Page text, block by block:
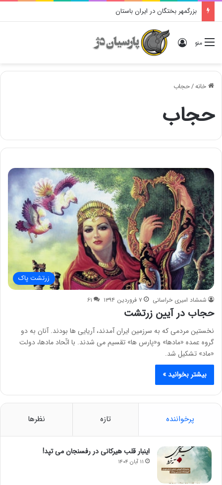
بزرگمهر بختگان در ایران باستان
منو ورود
خانه/حجاب
حجاب
زرتشت پاک
شمشاد امیری خراسانی ۷ فروردین ۱۳۹۴ ۶۱
حجاب در آیین زرتشت
نخستین مردمی که به سرزمین ایران آمدند، آریایی ها بودند. آنان به دو
گروه عمده «مادها» و«پارس ها» تقسیم می شدند. با اتّحاد مادها، دولت
«ماد» تشکیل شد.
بیشتر بخوانید »
پرخواننده تازه نظرها
اینبار قلب هیرکانی در رفسنجان می تپد!
۱۱ آبان ۱۴۰۴